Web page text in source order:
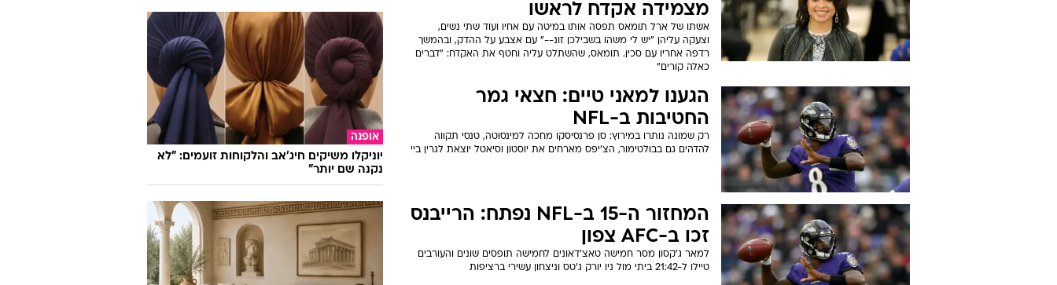
מצמידה אקדח לראשו
אשתו של ארל תומאס תפסה אותו במיטה עם אחיו ועוד שתי נשים,
וצעקה עליהן "יש לי משהו בשבילכן זונ--" עם אצבע על ההדק, ובהמשך
רדפה אחריו עם סכין. תומאס, שהשתלט עליה וחטף את האקדח: "דברים
כאלה קורים"
הגענו למאני טיים: חצאי גמר
החטיבות ב-NFL
רק שמונה נותרו במירוץ: סן פרנסיסקו מחכה למינסוטה, טנסי תקווה
להדהים גם בבולטימור, הצ'יפס מארחים את יוסטון וסיאטל יוצאת לגרין ביי
המחזור ה-15 ב-NFL נפתח: הרייבנס
זכו ב-AFC צפון
למאר ג'קסון מסר חמישה טאצ'דאונים לחמישה תופסים שונים והעורבים
טיילו ל-21:42 ביתי מול ניו יורק ג'טס וניצחון עשירי ברציפות
אופנה
יוניקלו משיקים חיג'אב והלקוחות זועמים: "לא
נקנה שם יותר"